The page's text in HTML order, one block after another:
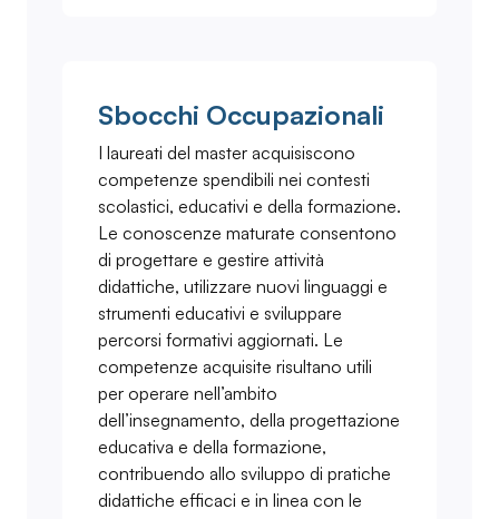
Sbocchi Occupazionali
I laureati del master acquisiscono
competenze spendibili nei contesti
scolastici, educativi e della formazione.
Le conoscenze maturate consentono
di progettare e gestire attività
didattiche, utilizzare nuovi linguaggi e
strumenti educativi e sviluppare
percorsi formativi aggiornati. Le
competenze acquisite risultano utili
per operare nell’ambito
dell’insegnamento, della progettazione
educativa e della formazione,
contribuendo allo sviluppo di pratiche
didattiche efficaci e in linea con le